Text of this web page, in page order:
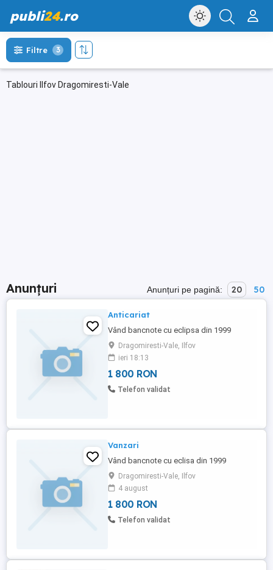
publi24.ro
Tablouri Ilfov Dragomiresti-Vale
Filtre 3
Anunțuri Anunțuri pe pagină: 20 50
Anticariat
Vând bancnote cu eclipsa din 1999
Dragomiresti-Vale, Ilfov
ieri 18:13
1 800 RON
Telefon validat
Vanzari
Vând bancnote cu eclisa din 1999
Dragomiresti-Vale, Ilfov
4 august
1 800 RON
Telefon validat